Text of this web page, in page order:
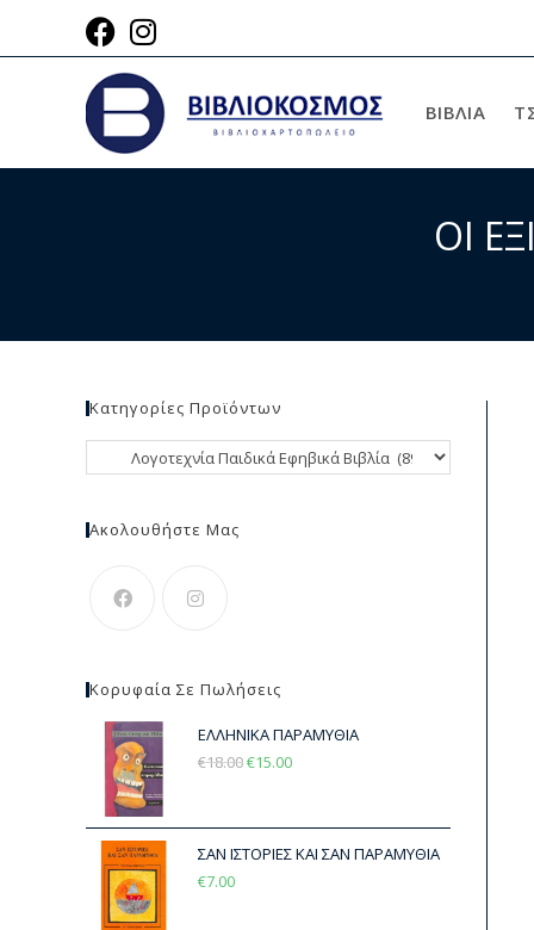
ΒΙΒΛΙΑ
ΟΙ
Κατηγορίες Προϊόντων
Ακολουθήστε Μας
Κορυφαία Σε Πωλήσεις
ΕΛΛΗΝΙΚΑ ΠΑΡΑΜΥΘΙΑ
€18.00€15.00
ΣΑΝ ΙΣΤΟΡΙΕΣ ΚΑΙ ΣΑΝ ΠΑΡΑΜΥΘΙΑ
€7.00